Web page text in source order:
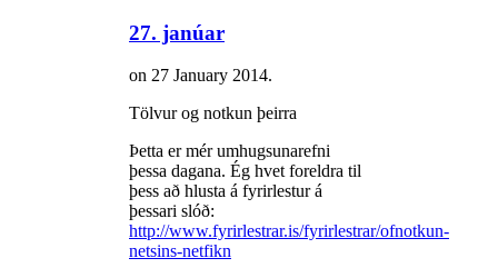
27. janúar
on 27 January 2014.
Tölvur og notkun þeirra
Þetta er mér umhugsunarefni
þessa dagana. Ég hvet foreldra til
þess að hlusta á fyrirlestur á
þessari slóð:
http://www.fyrirlestrar.is/fyrirlestrar/ofnotkun-
netsins-netfikn